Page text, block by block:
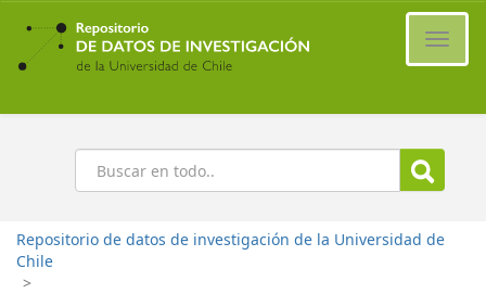
Ir
contenido
principal
Buscar
Repositorio de datos de investigación de la Universidad de
Chile
>